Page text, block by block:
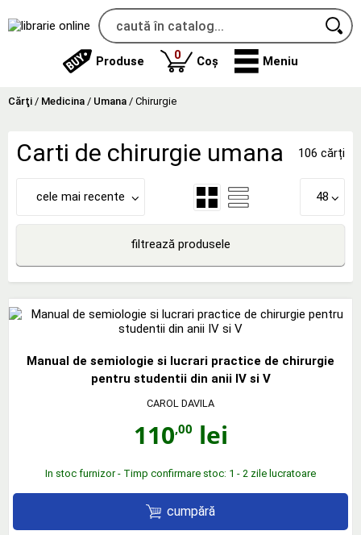
Produse 0produse
Coș Meniu
Cărţi / Medicina / Umana / Chirurgie
Carti de chirurgie umana 106 cărți
cele mai recente 48
filtrează produsele
Manual de semiologie si lucrari practice de chirurgie
pentru studentii din anii IV si V
CAROL DAVILA
110,00 lei
In stoc furnizor - Timp confirmare stoc: 1 - 2 zile lucratoare
cumpără